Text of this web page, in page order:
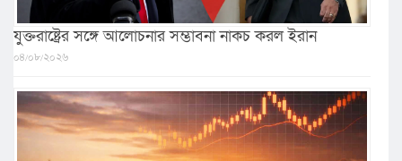
যুক্তরাষ্ট্রের সঙ্গে আলোচনার সম্ভাবনা নাকচ করল ইরান
০৪/০৮/২০২৬